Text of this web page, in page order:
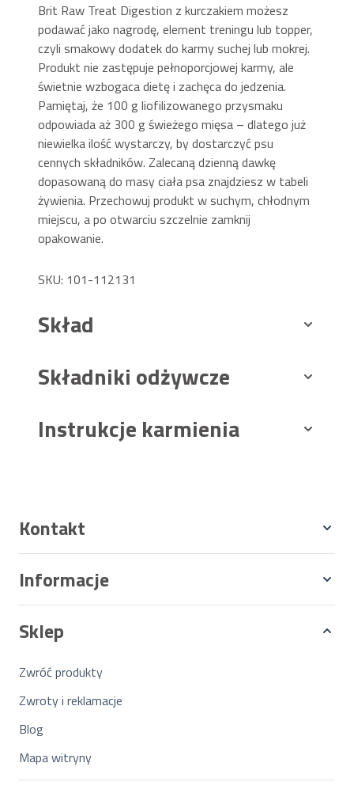
Brit Raw Treat Digestion z kurczakiem możesz
podawać jako nagrodę, element treningu lub topper,
czyli smakowy dodatek do karmy suchej lub mokrej.
Produkt nie zastępuje pełnoporcjowej karmy, ale
świetnie wzbogaca dietę i zachęca do jedzenia.
Pamiętaj, że 100 g liofilizowanego przysmaku
odpowiada aż 300 g świeżego mięsa – dlatego już
niewielka ilość wystarczy, by dostarczyć psu
cennych składników. Zalecaną dzienną dawkę
dopasowaną do masy ciała psa znajdziesz w tabeli
żywienia. Przechowuj produkt w suchym, chłodnym
miejscu, a po otwarciu szczelnie zamknij
opakowanie.
SKU: 101-112131
Skład
Składniki odżywcze
Instrukcje karmienia
Kontakt
Informacje
Sklep
Zwróć produkty
Zwroty i reklamacje
Blog
Mapa witryny